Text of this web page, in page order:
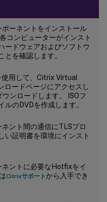
ーネントをインストール
コンピューターがインスト
ードウェアおよびソフトウ
とを確認します。
用して、Citrix Virtual
ロードページにアクセスし
ンロードします。 ISOフ
ルのDVDを作成します。
ント間の通信にTLSプロ
い証明書を環境にインスト
ントに必要なHotfixをイ
Citrixサポートから入手でき